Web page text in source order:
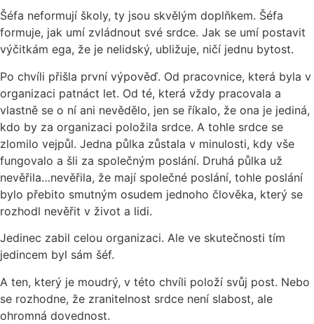
Šéfa neformují školy, ty jsou skvělým doplňkem. Šéfa
formuje, jak umí zvládnout své srdce. Jak se umí postavit
výčitkám ega, že je nelidský, ubližuje, ničí jednu bytost.
Po chvíli přišla první výpověď. Od pracovnice, která byla v
organizaci patnáct let. Od té, která vždy pracovala a
vlastně se o ní ani nevědělo, jen se říkalo, že ona je jediná,
kdo by za organizaci položila srdce. A tohle srdce se
zlomilo vejpůl. Jedna půlka zůstala v minulosti, kdy vše
fungovalo a šli za společným poslání. Druhá půlka už
nevěřila…nevěřila, že mají společné poslání, tohle poslání
bylo přebito smutným osudem jednoho člověka, který se
rozhodl nevěřit v život a lidi.
Jedinec zabil celou organizaci. Ale ve skutečnosti tím
jedincem byl sám šéf.
A ten, který je moudrý, v této chvíli položí svůj post. Nebo
se rozhodne, že zranitelnost srdce není slabost, ale
ohromná dovednost.